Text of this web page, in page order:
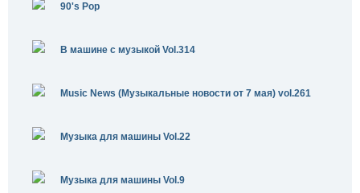
90's Pop
В машине с музыкой Vol.314
Music News (Музыкальные новости от 7 мая) vol.261
Музыка для машины Vol.22
Музыка для машины Vol.9